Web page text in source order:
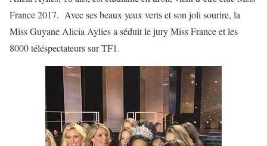
France 2017. Avec ses beaux yeux verts et son joli sourire, la
Miss Guyane Alicia Aylies a séduit le jury Miss France et les
8000 téléspectateurs sur TF1.